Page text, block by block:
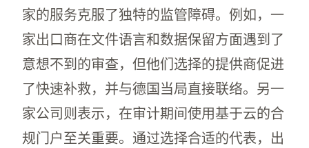
家的服务克服了独特的监管障碍。例如，一
家出口商在文件语言和数据保留方面遇到了
意想不到的审查，但他们选择的提供商促进
了快速补救，并与德国当局直接联络。另一
家公司则表示，在审计期间使用基于云的合
规门户至关重要。通过选择合适的代表，出